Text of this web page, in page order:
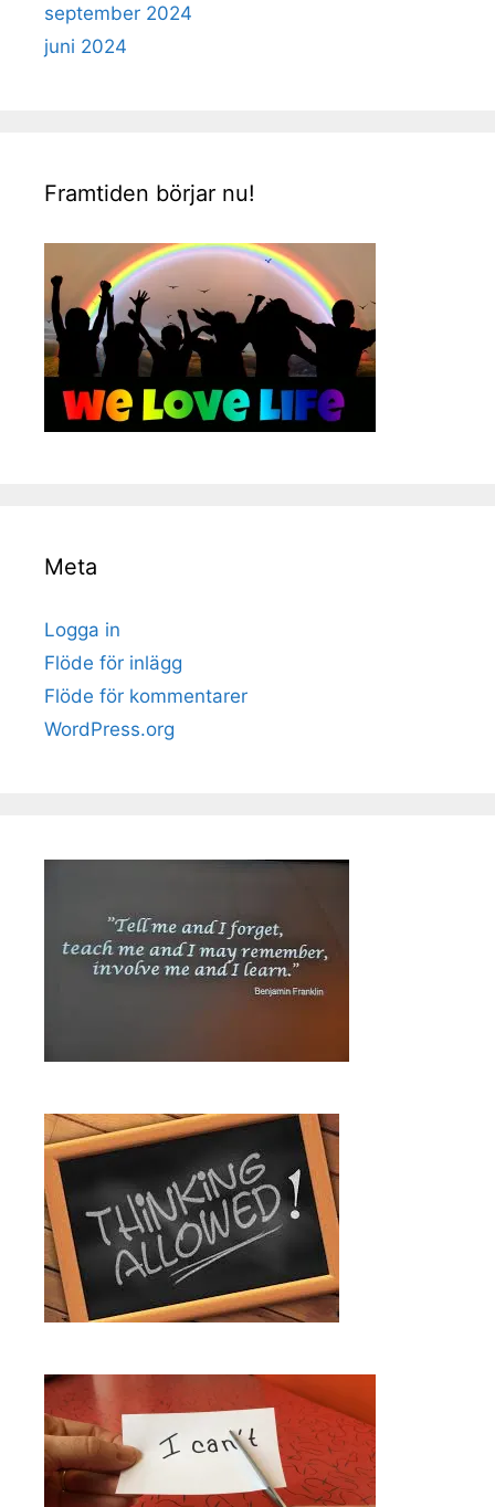
september 2024
juni 2024
Framtiden börjar nu!
Meta
Logga in
Flöde för inlägg
Flöde för kommentarer
WordPress.org